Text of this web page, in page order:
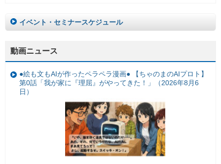
イベント・セミナースケジュール
動画ニュース
●絵も文もAIが作ったペラペラ漫画● 【ちゃのまのAIプロト】
第0話「我が家に『理屈』がやってきた！」（2026年8月6
日）